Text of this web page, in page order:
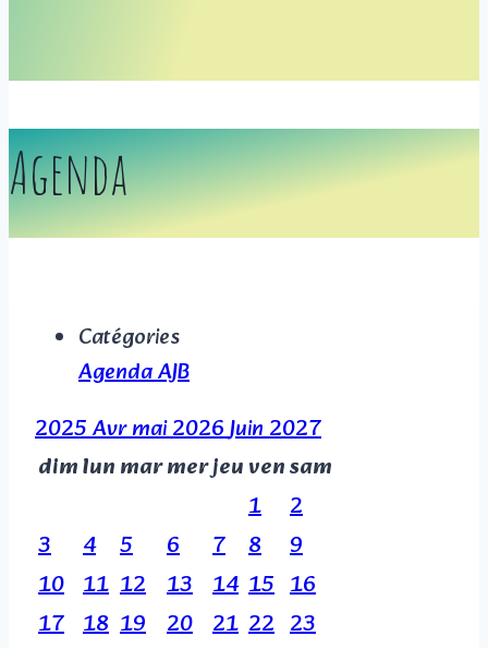
Agenda
Catégories
Agenda AJB
2025Avrmai 2026Juin2027
dimlunmarmerjeuvensam
1
2
3
4 5 6 7 8
9
10 11 12 13 14 15 16
17 18 19 20 21 22 23